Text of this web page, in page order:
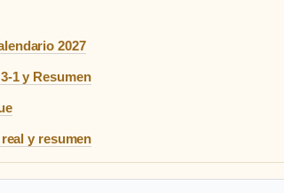
2027
1 y Resumen
y resumen